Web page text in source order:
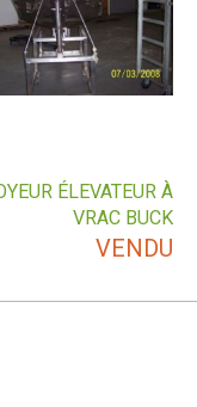
ÉLEVATEUR À
VRAC BUCK
VENDU